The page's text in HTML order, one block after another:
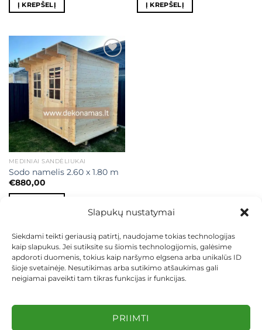
Slapukų nustatymai
Siekdami teikti geriausią patirtį, naudojame tokias technologijas
kaip slapukus. Jei sutiksite su šiomis technologijomis, galėsime
apdoroti duomenis, tokius kaip naršymo elgsena arba unikalūs ID
šioje svetainėje. Nesutikimas arba sutikimo atšaukimas gali
neigiamai paveikti tam tikras funkcijas ir funkcijas.
PRIIMTI
€1.900,00.
Į KREPŠELĮ
€1.500,00.
Į KREPŠELĮ
Mėgstamiausias
MEDINIAI SANDĖLIUKAI
Sodo namelis 2.60 x 1.80 m
€880,00
KEITIMAS IR GRĄŽINIMAS
PRIVATUMO POLITIKA